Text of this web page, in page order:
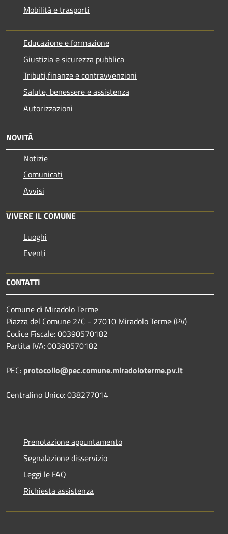
Mobilità e trasporti
Educazione e formazione
Giustizia e sicurezza pubblica
Tributi,finanze e contravvenzioni
Salute, benessere e assistenza
Autorizzazioni
NOVITÀ
Notizie
Comunicati
Avvisi
VIVERE IL COMUNE
Luoghi
Eventi
CONTATTI
Comune di Miradolo Terme
Piazza del Comune 2/C - 27010 Miradolo Terme (PV)
Codice Fiscale: 00390570182
Partita IVA: 00390570182
PEC: protocollo@pec.comune.miradoloterme.pv.it
Centralino Unico: 038277014
Prenotazione appuntamento
Segnalazione disservizio
Leggi le FAQ
Richiesta assistenza